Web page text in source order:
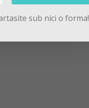
sub nici o forma!